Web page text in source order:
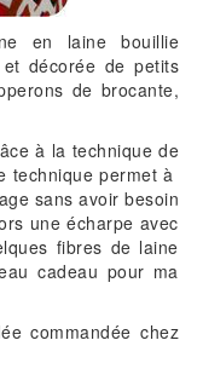
en laine bouillie
décorée de petits
de brocante,
à la technique de
technique permet à
sans avoir besoin
une écharpe avec
fibres de laine
cadeau pour ma
commandée chez